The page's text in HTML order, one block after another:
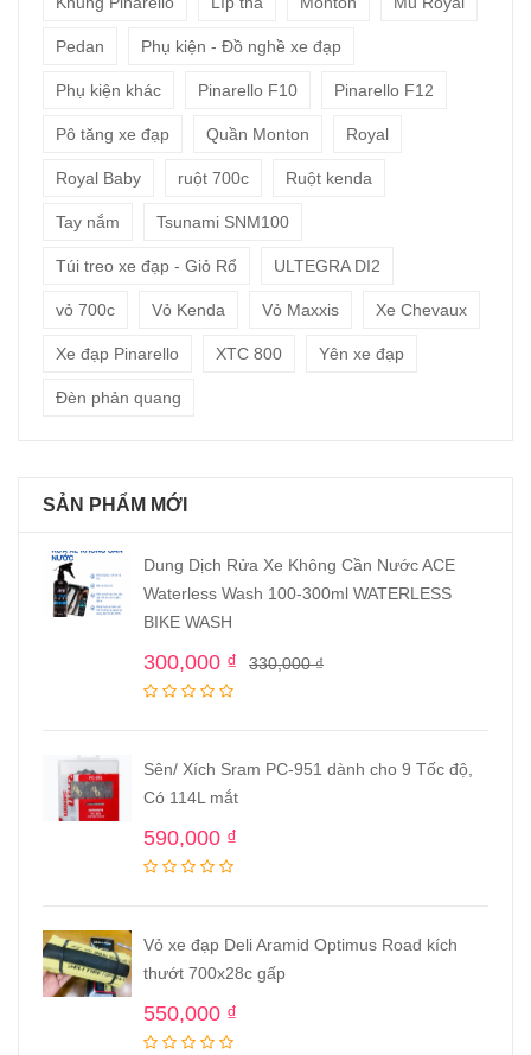
Pedan Phụ kiện - Đồ nghề xe đạp
Phụ kiện khác Pinarello F10 Pinarello F12
Pô tăng xe đạp Quần Monton Royal
Royal Baby ruột 700c Ruột kenda
Tay nắm Tsunami SNM100
Túi treo xe đạp - Giỏ Rổ ULTEGRA DI2
vỏ 700c Vỏ Kenda Vỏ Maxxis Xe Chevaux
Xe đạp Pinarello XTC 800 Yên xe đạp
Đèn phản quang
SẢN PHẨM MỚI
Dung Dịch Rửa Xe Không Cần Nước ACE
Waterless Wash 100-300ml WATERLESS
BIKE WASH
330,000₫
300,000 ₫
Sên/ Xích Sram PC-951 dành cho 9 Tốc độ,
Có 114L mắt
590,000 ₫
Vỏ xe đạp Deli Aramid Optimus Road kích
thướt 700x28c gấp
550,000 ₫